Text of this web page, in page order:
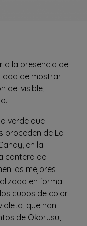
a la presencia de
de mostrar
del visible,
verde que
proceden de La
en la
cantera de
los mejores
en forma
cubos de color
que han
de Okorusu,